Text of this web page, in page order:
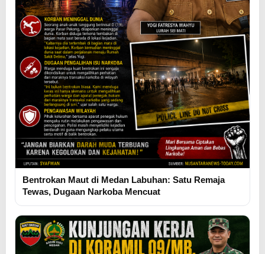
Bentrokan Maut di Medan Labuhan: Satu Remaja
Tewas, Dugaan Narkoba Mencuat